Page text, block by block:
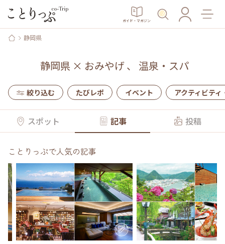
ガイド・マガジン
静岡県
静岡県 × おみやげ 、 温泉・スパ
絞り込む たびレポ イベント アクティビティ
スポット 記事 投稿
ことりっぷで人気の記事